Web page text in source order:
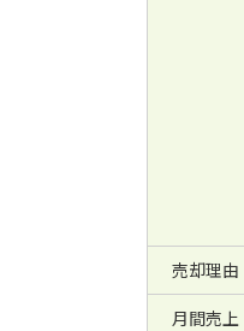
売却理由
月間売上